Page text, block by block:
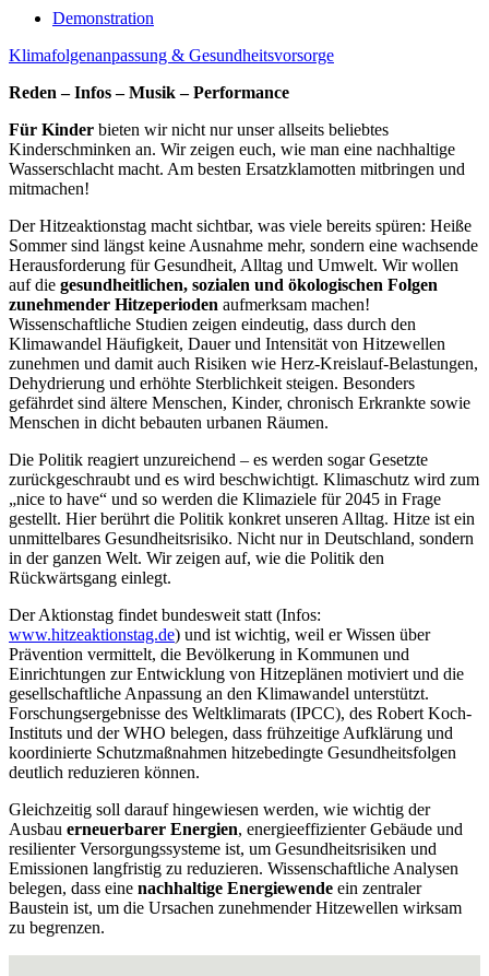
Demonstration
Klimafolgenanpassung & Gesundheitsvorsorge
Reden – Infos – Musik – Performance
Für Kinder bieten wir nicht nur unser allseits beliebtes
Kinderschminken an. Wir zeigen euch, wie man eine nachhaltige
Wasserschlacht macht. Am besten Ersatzklamotten mitbringen und
mitmachen!
Der Hitzeaktionstag macht sichtbar, was viele bereits spüren: Heiße
Sommer sind längst keine Ausnahme mehr, sondern eine wachsende
Herausforderung für Gesundheit, Alltag und Umwelt. Wir wollen
auf die gesundheitlichen, sozialen und ökologischen Folgen
zunehmender Hitzeperioden aufmerksam machen!
Wissenschaftliche Studien zeigen eindeutig, dass durch den
Klimawandel Häufigkeit, Dauer und Intensität von Hitzewellen
zunehmen und damit auch Risiken wie Herz-Kreislauf-Belastungen,
Dehydrierung und erhöhte Sterblichkeit steigen. Besonders
gefährdet sind ältere Menschen, Kinder, chronisch Erkrankte sowie
Menschen in dicht bebauten urbanen Räumen.
Die Politik reagiert unzureichend – es werden sogar Gesetzte
zurückgeschraubt und es wird beschwichtigt. Klimaschutz wird zum
„nice to have“ und so werden die Klimaziele für 2045 in Frage
gestellt. Hier berührt die Politik konkret unseren Alltag. Hitze ist ein
unmittelbares Gesundheitsrisiko. Nicht nur in Deutschland, sondern
in der ganzen Welt. Wir zeigen auf, wie die Politik den
Rückwärtsgang einlegt.
Der Aktionstag findet bundesweit statt (Infos:
www.hitzeaktionstag.de) und ist wichtig, weil er Wissen über
Prävention vermittelt, die Bevölkerung in Kommunen und
Einrichtungen zur Entwicklung von Hitzeplänen motiviert und die
gesellschaftliche Anpassung an den Klimawandel unterstützt.
Forschungsergebnisse des Weltklimarats (IPCC), des Robert Koch-
Instituts und der WHO belegen, dass frühzeitige Aufklärung und
koordinierte Schutzmaßnahmen hitzebedingte Gesundheitsfolgen
deutlich reduzieren können.
Gleichzeitig soll darauf hingewiesen werden, wie wichtig der
Ausbau erneuerbarer Energien, energieeffizienter Gebäude und
resilienter Versorgungssysteme ist, um Gesundheitsrisiken und
Emissionen langfristig zu reduzieren. Wissenschaftliche Analysen
belegen, dass eine nachhaltige Energiewende ein zentraler
Baustein ist, um die Ursachen zunehmender Hitzewellen wirksam
zu begrenzen.